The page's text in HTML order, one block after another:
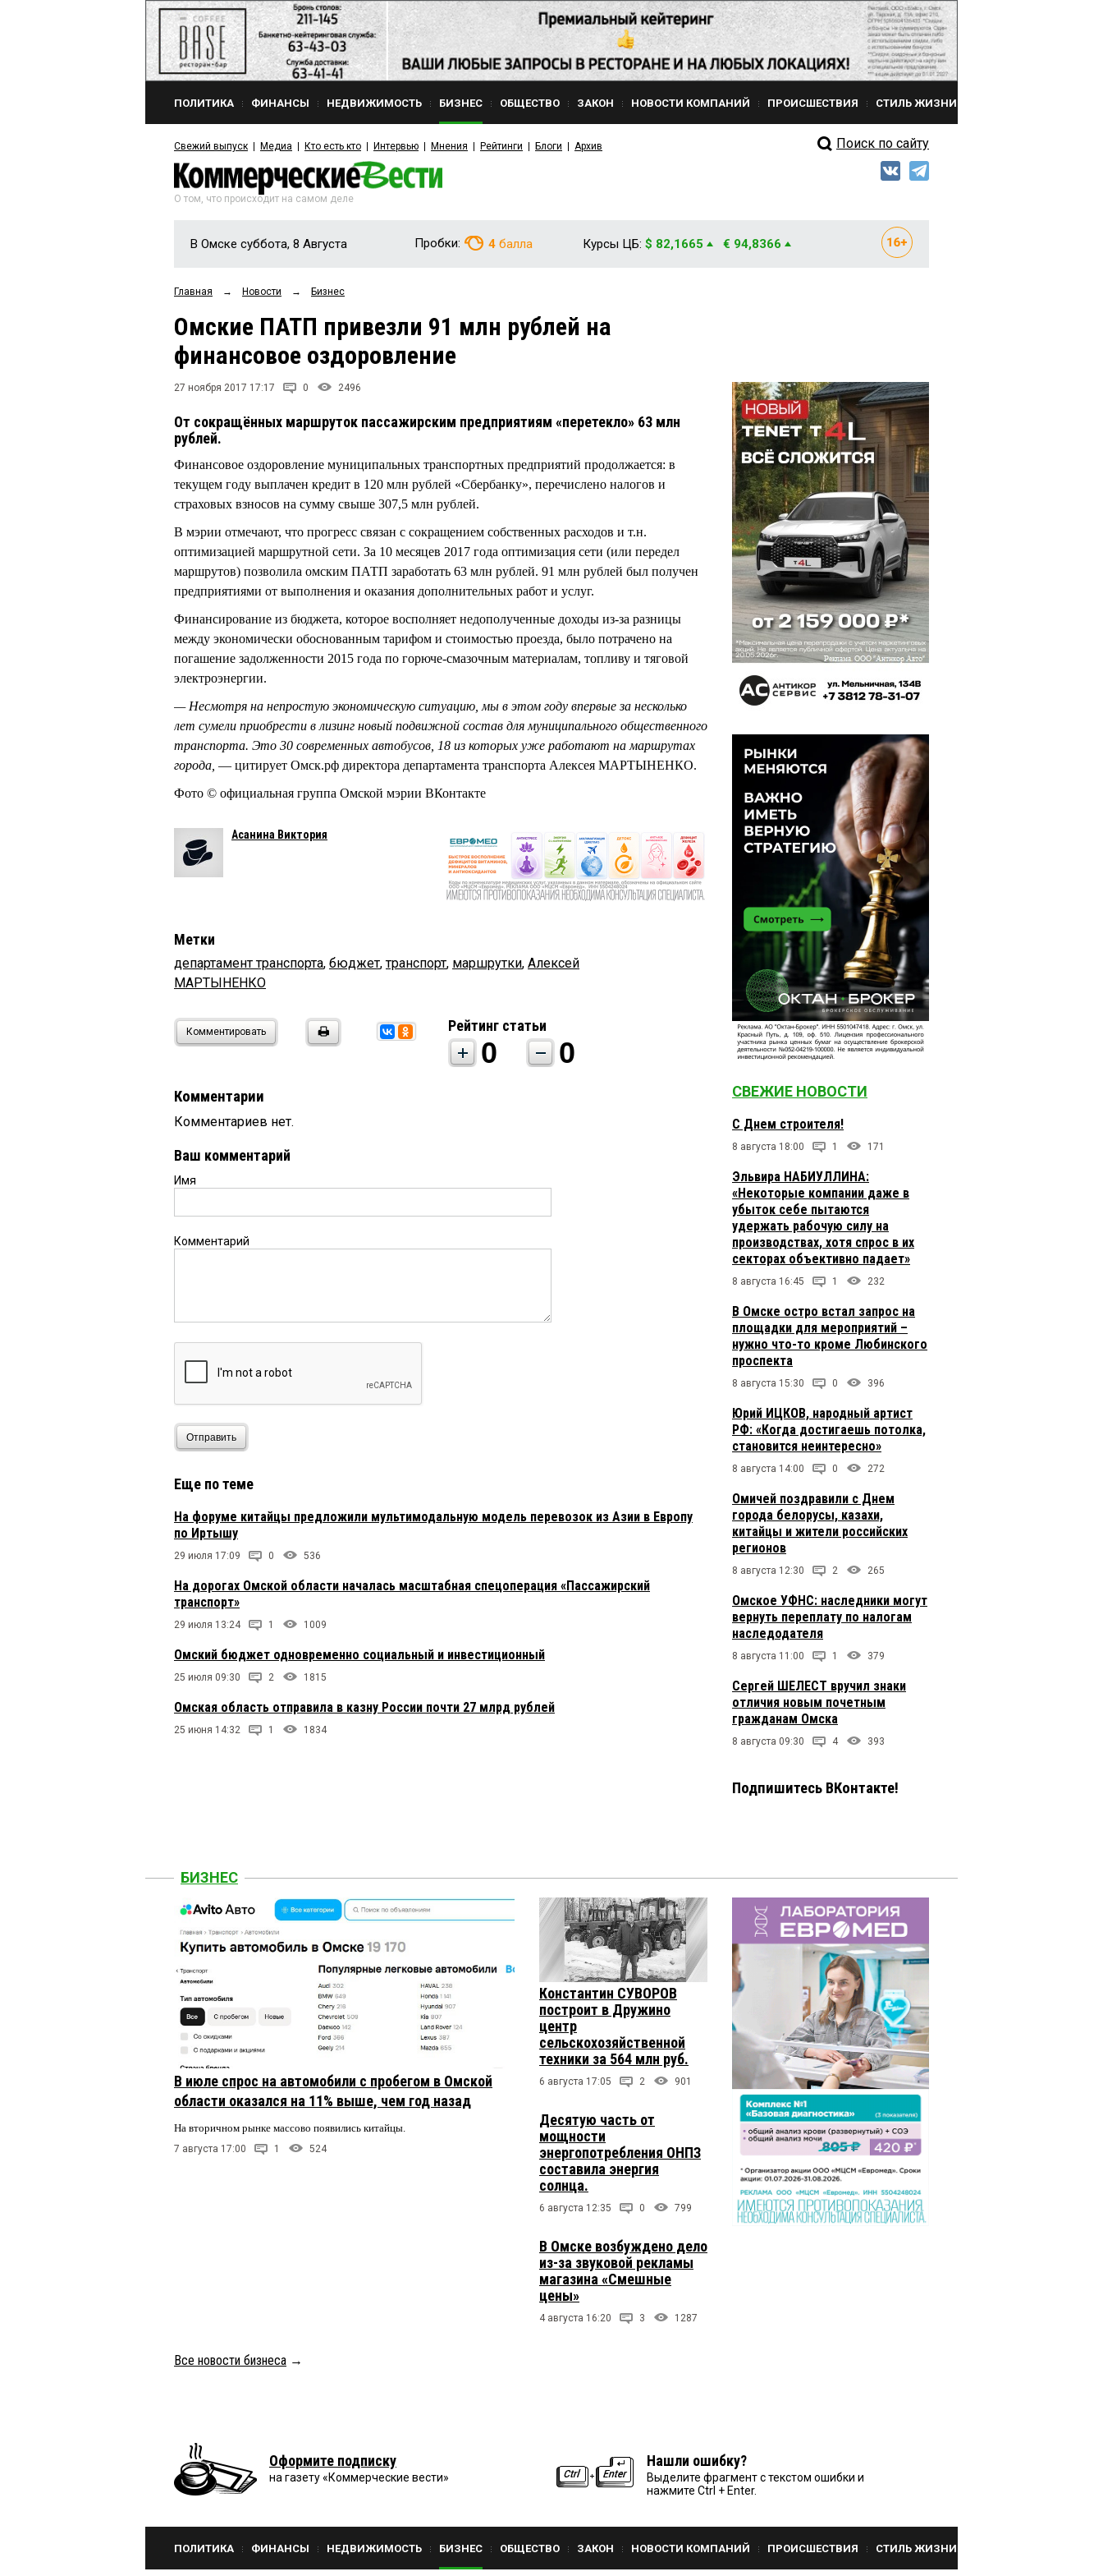
ПОЛИТИКА ФИНАНСЫ НЕДВИЖИМОСТЬ БИЗНЕС ОБЩЕСТВО ЗАКОН НОВОСТИ КОМПАНИЙ ПРОИСШЕСТВИЯ СТИЛЬ ЖИЗНИ
Свежий выпуск Медиа Кто есть кто Интервью Мнения Рейтинги Блоги Архив Поиск по сайту
О том, что происходит на самом деле
В Омске суббота, 8 Августа Пробки: 4 балла Курсы ЦБ: $ 82,1665 € 94,8366
Главная → Новости → Бизнес
Омские ПАТП привезли 91 млн рублей на
финансовое оздоровление
27 ноября 2017 17:17 0 2496
От сокращённых маршруток пассажирским предприятиям «перетекло» 63 млн
рублей.
Финансовое оздоровление муниципальных транспортных предприятий продолжается: в
текущем году выплачен кредит в 120 млн рублей «Сбербанку», перечислено налогов и
страховых взносов на сумму свыше 307,5 млн рублей.
В мэрии отмечают, что прогресс связан с сокращением собственных расходов и т.н.
оптимизацией маршрутной сети. За 10 месяцев 2017 года оптимизация сети (или передел
маршрутов) позволила омским ПАТП заработать 63 млн рублей. 91 млн рублей был получен
предприятиями от выполнения и оказания дополнительных работ и услуг.
Финансирование из бюджета, которое восполняет недополученные доходы из-за разницы
между экономически обоснованным тарифом и стоимостью проезда, было потрачено на
погашение задолженности 2015 года по горюче-смазочным материалам, топливу и тяговой
электроэнергии.
— Несмотря на непростую экономическую ситуацию, мы в этом году впервые за несколько
лет сумели приобрести в лизинг новый подвижной состав для муниципального общественного
транспорта. Это 30 современных автобусов, 18 из которых уже работают на маршрутах
города, — цитирует Омск.рф директора департамента транспорта Алексея МАРТЫНЕНКО.
Фото © официальная группа Омской мэрии ВКонтакте
Асанина Виктория
Метки
департамент транспорта, бюджет,транспорт, маршрутки, Алексей
МАРТЫНЕНКО
Комментировать Рейтинг статьи
0 0
Комментарии
Комментариев нет.
Ваш комментарий
Имя
Комментарий
Отправить
Еще по теме
На форуме китайцы предложили мультимодальную модель перевозок из Азии в Европу
по Иртышу
29 июля 17:09 0 536
На дорогах Омской области началась масштабная спецоперация «Пассажирский
транспорт»
29 июля 13:24 1 1009
Омский бюджет одновременно социальный и инвестиционный
25 июля 09:30 2 1815
Омская область отправила в казну России почти 27 млрд рублей
25 июня 14:32 1 1834
СВЕЖИЕ НОВОСТИ
С Днем строителя!
8 августа 18:00 1 171
Эльвира НАБИУЛЛИНА:
«Некоторые компании даже в
убыток себе пытаются
удержать рабочую силу на
производствах, хотя спрос в их
секторах объективно падает»
8 августа 16:45 1 232
В Омске остро встал запрос на
площадки для мероприятий –
нужно что-то кроме Любинского
проспекта
8 августа 15:30 0 396
Юрий ИЦКОВ, народный артист
РФ: «Когда достигаешь потолка,
становится неинтересно»
8 августа 14:00 0 272
Омичей поздравили с Днем
города белорусы, казахи,
китайцы и жители российских
регионов
8 августа 12:30 2 265
Омское УФНС: наследники могут
вернуть переплату по налогам
наследодателя
8 августа 11:00 1 379
Сергей ШЕЛЕСТ вручил знаки
отличия новым почетным
гражданам Омска
8 августа 09:30 4 393
Подпишитесь ВКонтакте!
БИЗНЕС
В июле спрос на автомобили с пробегом в Омской
области оказался на 11% выше, чем год назад
На вторичном рынке массово появились китайцы.
7 августа 17:00 1 524
Константин СУВОРОВ
построит в Дружино
центр
сельскохозяйственной
техники за 564 млн руб.
6 августа 17:05 2 901
Десятую часть от
мощности
энергопотребления ОНПЗ
составила энергия
солнца.
6 августа 12:35 0 799
В Омске возбуждено дело
из-за звуковой рекламы
магазина «Смешные
цены»
4 августа 16:20 3 1287
Все новости бизнеса →
Оформите подписку
на газету «Коммерческие вести»
Нашли ошибку?
Выделите фрагмент с текстом ошибки и
нажмите Ctrl + Enter.
ПОЛИТИКА ФИНАНСЫ НЕДВИЖИМОСТЬ БИЗНЕС ОБЩЕСТВО ЗАКОН НОВОСТИ КОМПАНИЙ ПРОИСШЕСТВИЯ СТИЛЬ ЖИЗНИ